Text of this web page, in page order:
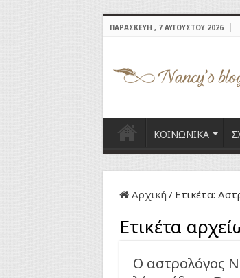
ΠΑΡΑΣΚΕΥΉ , 7 ΑΥΓΟΎΣΤΟΥ 2026
ΚΟΙΝΩΝΙΚΑ
Αρχική / Ετικέτα:
Ετικέτα
Ο αστρολόγος